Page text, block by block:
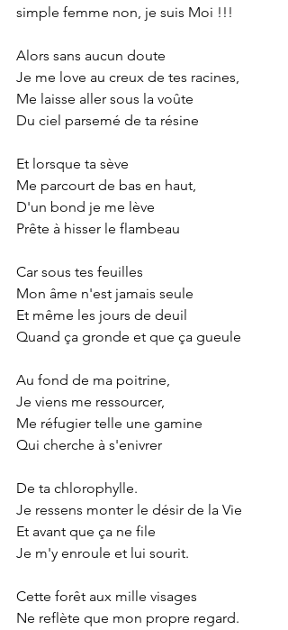
simple femme non, je suis Moi !!!
Alors sans aucun doute
Je me love au creux de tes racines,
Me laisse aller sous la voûte
Du ciel parsemé de ta résine
Et lorsque ta sève
Me parcourt de bas en haut,
D'un bond je me lève
Prête à hisser le flambeau
Car sous tes feuilles
Mon âme n'est jamais seule
Et même les jours de deuil
Quand ça gronde et que ça gueule
Au fond de ma poitrine,
Je viens me ressourcer,
Me réfugier telle une gamine
Qui cherche à s'enivrer
De ta chlorophylle.
Je ressens monter le désir de la Vie
Et avant que ça ne file
Je m'y enroule et lui sourit.
Cette forêt aux mille visages
Ne reflète que mon propre regard.